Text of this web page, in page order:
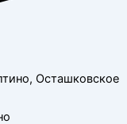
Осташковское